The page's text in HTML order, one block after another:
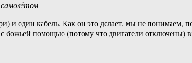
и один кабель. Как он это делает, мы не понимаем,
божьей помощью (потому что двигатели отключены)